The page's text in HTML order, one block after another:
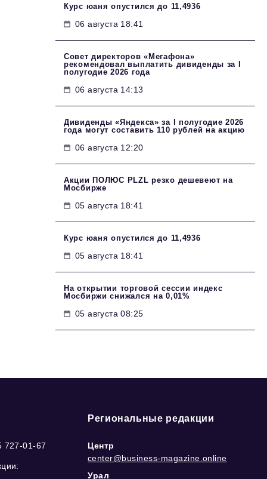
Курс юаня опустился до 11,4936
06 августа 18:41
Совет директоров «Мегафона»
рекомендовал выплатить дивиденды за I
полугодие 2026 года
06 августа 14:13
Дивиденды «Яндекса» за I полугодие 2026
года могут составить 110 рублей на акцию
06 августа 12:20
Акции ПОЛЮС PLZL резко дешевеют на
Мосбирже
05 августа 18:41
Курс юаня опустился до 11,4936
05 августа 18:41
На открытии торговой сессии индекс
Мосбиржи снижался на 0,01%
05 августа 08:25
727-01-67
Региональные редакции
Центр
center@business-magazine.online
Урал